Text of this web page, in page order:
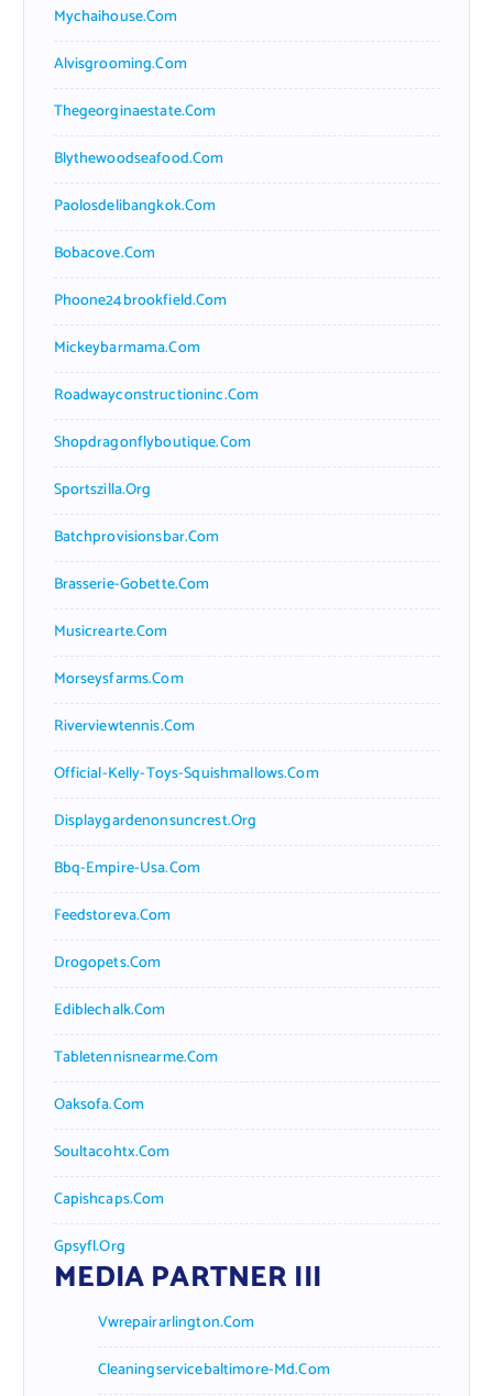
Mychaihouse.com
Alvisgrooming.com
Thegeorginaestate.com
Blythewoodseafood.com
Paolosdelibangkok.com
Bobacove.com
Phoone24brookfield.com
Mickeybarmama.com
Roadwayconstructioninc.com
Shopdragonflyboutique.com
Sportszilla.org
Batchprovisionsbar.com
Brasserie-Gobette.com
Musicrearte.com
Morseysfarms.com
Riverviewtennis.com
Official-Kelly-Toys-Squishmallows.com
Displaygardenonsuncrest.org
Bbq-Empire-Usa.com
Feedstoreva.com
Drogopets.com
Ediblechalk.com
Tabletennisnearme.com
Oaksofa.com
Soultacohtx.com
Capishcaps.com
Gpsyfl.org
MEDIA PARTNER III
Vwrepairarlington.com
Cleaningservicebaltimore-Md.com